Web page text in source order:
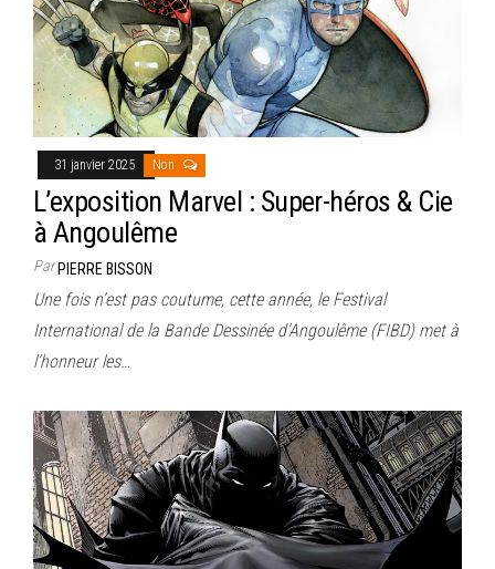
31 janvier 2025 Non
L’exposition Marvel : Super-héros & Cie
à Angoulême
ParPIERRE BISSON
Une fois n’est pas coutume, cette année, le Festival
International de la Bande Dessinée d’Angoulême (FIBD) met à
l’honneur les…